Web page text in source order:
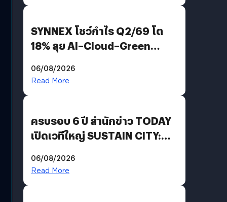
SYNNEX โชว์กำไร Q2/69 โต
18% ลุย AI–Cloud–Green
Revenue เร่งเครื่อง New
06/08/2026
Read More
ครบรอบ 6 ปี สำนักข่าว TODAY
เปิดเวทีใหญ่ SUSTAIN CITY:
แนวทางปรับตัวสู่เศรษฐกิจสี
06/08/2026
Read More